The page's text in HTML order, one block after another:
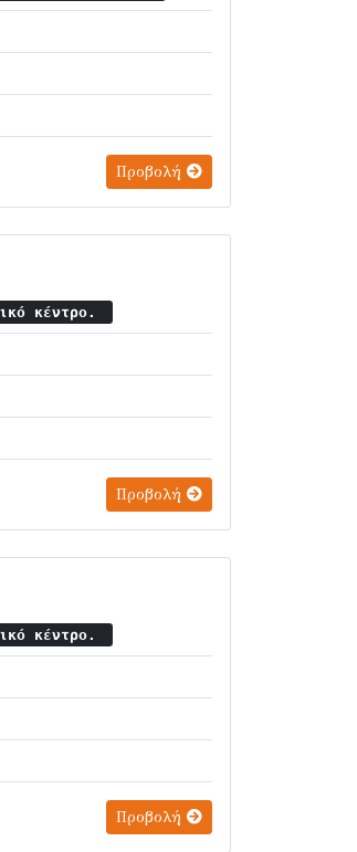
Προβολή
κέντρο.
Προβολή
κέντρο.
Προβολή